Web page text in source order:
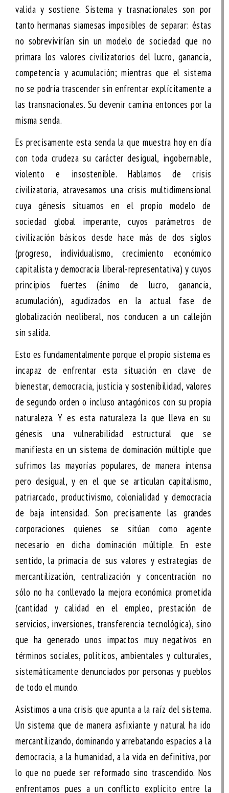
valida y sostiene. Sistema y trasnacionales son por
tanto hermanas siamesas imposibles de separar: éstas
no sobrevivirían sin un modelo de sociedad que no
primara los valores civilizatorios del lucro, ganancia,
competencia y acumulación; mientras que el sistema
no se podría trascender sin enfrentar explícitamente a
las transnacionales. Su devenir camina entonces por la
misma senda.
Es precisamente esta senda la que muestra hoy en día
con toda crudeza su carácter desigual, ingobernable,
violento e insostenible. Hablamos de crisis
civilizatoria, atravesamos una crisis multidimensional
cuya génesis situamos en el propio modelo de
sociedad global imperante, cuyos parámetros de
civilización básicos desde hace más de dos siglos
(progreso, individualismo, crecimiento económico
capitalista y democracia liberal-representativa) y cuyos
principios fuertes (ánimo de lucro, ganancia,
acumulación), agudizados en la actual fase de
globalización neoliberal, nos conducen a un callejón
sin salida.
Esto es fundamentalmente porque el propio sistema es
incapaz de enfrentar esta situación en clave de
bienestar, democracia, justicia y sostenibilidad, valores
de segundo orden o incluso antagónicos con su propia
naturaleza. Y es esta naturaleza la que lleva en su
génesis una vulnerabilidad estructural que se
manifiesta en unsistema de dominación múltiple que
sufrimos las mayorías populares, de manera intensa
pero desigual, y en el que se articulan capitalismo,
patriarcado, productivismo, colonialidad y democracia
de baja intensidad. Son precisamente las grandes
corporaciones quienes se sitúan como agente
necesario en dicha dominación múltiple. En este
sentido, la primacía de sus valores y estrategias de
mercantilización, centralización y concentración no
sólo no ha conllevado la mejora económica prometida
(cantidad y calidad en el empleo, prestación de
servicios, inversiones, transferencia tecnológica), sino
que ha generado unos impactos muy negativos en
términos sociales, políticos, ambientales y culturales,
sistemáticamente denunciados por personas y pueblos
de todo el mundo.
Asistimos a una crisis que apunta a la raíz del sistema.
Un sistema que de manera asfixiante y natural ha ido
mercantilizando, dominando y arrebatando espacios a la
democracia, a la humanidad, a la vida en definitiva, por
lo que no puede ser reformado sino trascendido. Nos
enfrentamos pues a unconflicto explícito entre la